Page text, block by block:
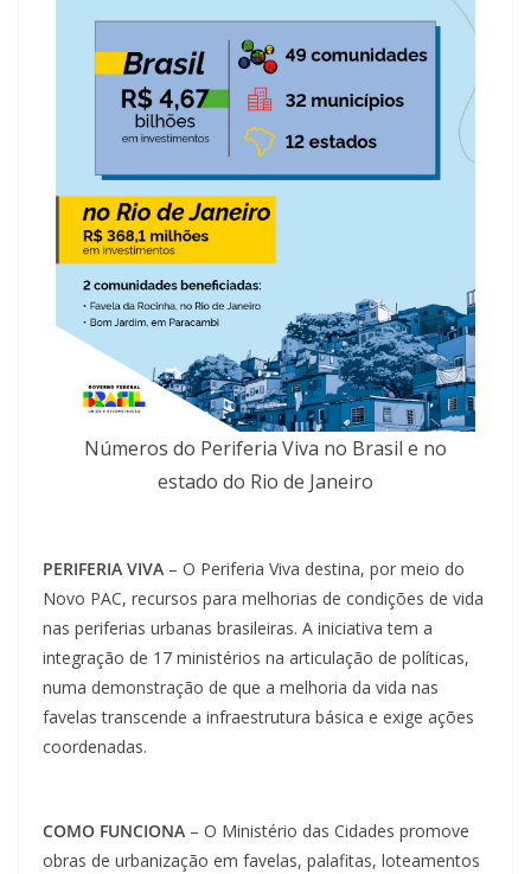
Números do Periferia Viva no Brasil e no
estado do Rio de Janeiro
PERIFERIA VIVA – O Periferia Viva destina, por meio do
Novo PAC, recursos para melhorias de condições de vida
nas periferias urbanas brasileiras. A iniciativa tem a
integração de 17 ministérios na articulação de políticas,
numa demonstração de que a melhoria da vida nas
favelas transcende a infraestrutura básica e exige ações
coordenadas.
COMO FUNCIONA – O Ministério das Cidades promove
obras de urbanização em favelas, palafitas, loteamentos